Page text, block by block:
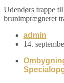
Udendørs trappe
brunimprægneret
admin
14.